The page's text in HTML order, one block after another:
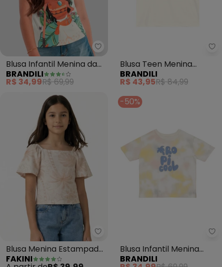
Brandili - Blusa Infantil Menina
Blusa Infantil Menina da
Moana (Bege)
BRANDILI
R$ 34,99R$ 69,99
Blusa Teen Menina
Metalizado (Natural)
BRANDILI
R$ 43,95R$ 84,99
Fakini - Blusa Menina
Blusa Menina Estampada
(Bege)
FAKINI
-50%
Blusa Infantil Menina
Estampa Tropical
BRANDILI